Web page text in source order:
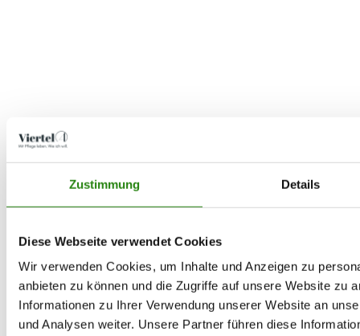
Zustimmung Details
Diese Webseite verwendet Cookies
Wir verwenden Cookies, um Inhalte und Anzeigen zu
anbieten zu können und die Zugriffe auf unsere Website zu
Informationen zu Ihrer Verwendung unserer Website an
und Analysen weiter. Unsere Partner führen diese